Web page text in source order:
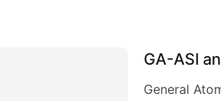
GA-ASI
General